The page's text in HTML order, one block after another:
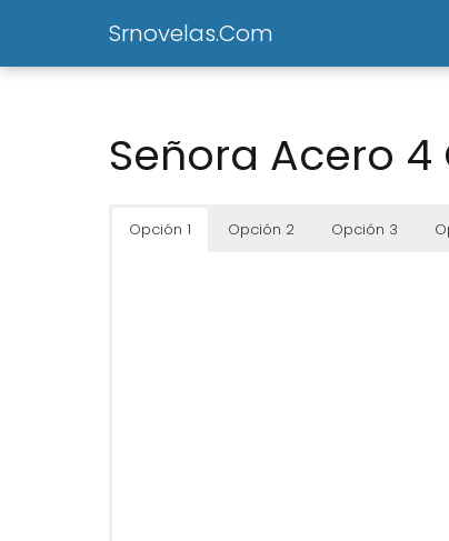
Srnovelas.Com
Señora Acero
Opción 1 Opción 2 Opción 3